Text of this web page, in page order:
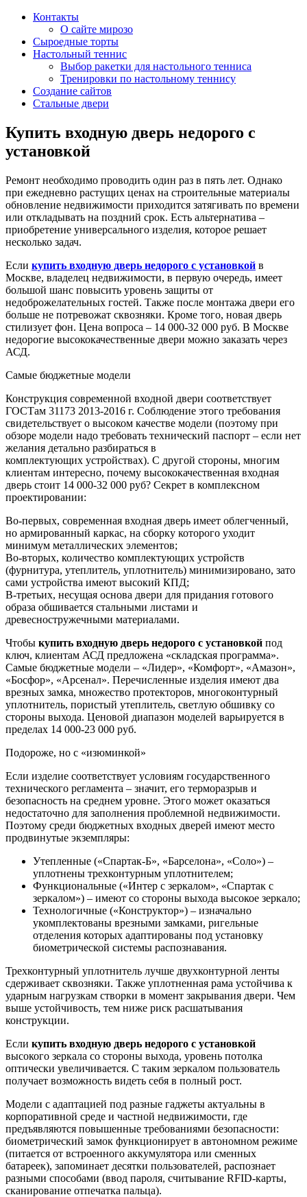
Контакты
О сайте мирозо
Сыроедные торты
Настольный теннис
Выбор ракетки для настольного тенниса
Тренировки по настольному теннису
Создание сайтов
Стальные двери
Купить входную дверь недорого с
установкой
Ремонт необходимо проводить один раз в пять лет. Однако
при ежедневно растущих ценах на строительные материалы
обновление недвижимости приходится затягивать по времени
или откладывать на поздний срок. Есть альтернатива –
приобретение универсального изделия, которое решает
несколько задач.
Если купить входную дверь недорого с установкой в
Москве, владелец недвижимости, в первую очередь, имеет
большой шанс повысить уровень защиты от
недоброжелательных гостей. Также после монтажа двери его
больше не потревожат сквозняки. Кроме того, новая дверь
стилизует фон. Цена вопроса – 14 000-32 000 руб. В Москве
недорогие высококачественные двери можно заказать через
АСД.
Самые бюджетные модели
Конструкция современной входной двери соответствует
ГОСТам 31173 2013-2016 г. Соблюдение этого требования
свидетельствует о высоком качестве модели (поэтому при
обзоре модели надо требовать технический паспорт – если нет
желания детально разбираться в
комплектующих устройствах). С другой стороны, многим
клиентам интересно, почему высококачественная входная
дверь стоит 14 000-32 000 руб? Секрет в комплексном
проектировании:
Во-первых, современная входная дверь имеет облегченный,
но армированный каркас, на сборку которого уходит
минимум металлических элементов;
Во-вторых, количество комплектующих устройств
(фурнитура, утеплитель, уплотнитель) минимизировано, зато
сами устройства имеют высокий КПД;
В-третьих, несущая основа двери для придания готового
образа обшивается стальными листами и
древесностружечными материалами.
Чтобы купить входную дверь недорого с установкой под
ключ, клиентам АСД предложена «складская программа».
Самые бюджетные модели – «Лидер», «Комфорт», «Амазон»,
«Босфор», «Арсенал». Перечисленные изделия имеют два
врезных замка, множество протекторов, многоконтурный
уплотнитель, пористый утеплитель, светлую обшивку со
стороны выхода. Ценовой диапазон моделей варьируется в
пределах 14 000-23 000 руб.
Подороже, но с «изюминкой»
Если изделие соответствует условиям государственного
технического регламента – значит, его терморазрыв и
безопасность на среднем уровне. Этого может оказаться
недостаточно для заполнения проблемной недвижимости.
Поэтому среди бюджетных входных дверей имеют место
продвинутые экземпляры:
Утепленные («Спартак-Б», «Барселона», «Соло») –
уплотнены трехконтурным уплотнителем;
Функциональные («Интер с зеркалом», «Спартак с
зеркалом») – имеют со стороны выхода высокое зеркало;
Технологичные («Конструктор») – изначально
укомплектованы врезными замками, ригельные
отделения которых адаптированы под установку
биометрической системы распознавания.
Трехконтурный уплотнитель лучше двухконтурной ленты
сдерживает сквозняки. Также уплотненная рама устойчива к
ударным нагрузкам створки в момент закрывания двери. Чем
выше устойчивость, тем ниже риск расшатывания
конструкции.
Если купить входную дверь недорого с установкой
высокого зеркала со стороны выхода, уровень потолка
оптически увеличивается. С таким зеркалом пользователь
получает возможность видеть себя в полный рост.
Модели с адаптацией под разные гаджеты актуальны в
корпоративной среде и частной недвижимости, где
предъявляются повышенные требованиями безопасности:
биометрический замок функционирует в автономном режиме
(питается от встроенного аккумулятора или сменных
батареек), запоминает десятки пользователей, распознает
разными способами (ввод пароля, считывание RFID-карты,
сканирование отпечатка пальца).